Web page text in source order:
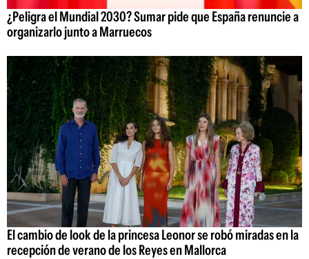
¿Peligra el Mundial 2030? Sumar pide que España renuncie a
organizarlo junto a Marruecos
El cambio de look de la princesa Leonor se robó miradas en la
recepción de verano de los Reyes en Mallorca